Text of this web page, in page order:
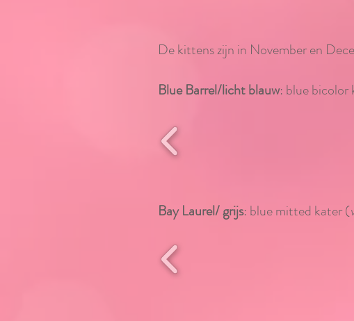
De kittens zijn in November en
Blue Barrel/licht blauw: blue bicolor
Bay Laurel/ grijs: blue mitted kater (